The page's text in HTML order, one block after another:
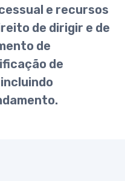
e recursos
de dirigir e de
de
de